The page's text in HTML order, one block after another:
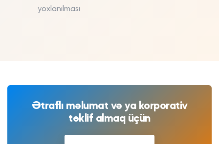
yoxlanılması
Ətraflı məlumat və ya korporativ
təklif almaq üçün